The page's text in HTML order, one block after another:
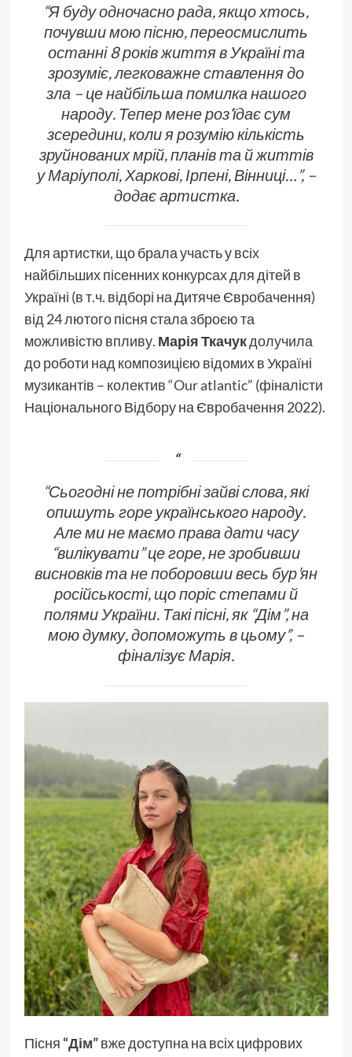
“Я буду одночасно рада, якщо хтось,
почувши мою пісню, переосмислить
останні 8 років життя в Україні та
зрозуміє, легковажне ставлення до
зла – це найбільша помилка нашого
народу. Тепер мене роз‘їдає сум
зсередини, коли я розумію кількість
зруйнованих мрій, планів та й життів
у Маріуполі, Харкові, Ірпені, Вінниці…”, –
додає артистка.
Для артистки, що брала участь у всіх
найбільших пісенних конкурсах для дітей в
Україні (в т.ч. відборі на Дитяче Євробачення)
від 24 лютого пісня стала зброєю та
можливістю впливу. Марія Ткачукдолучила
до роботи над композицією відомих в Україні
музикантів – колектив“Our atlantic” (фіналісти
Національного Відбору на Євробачення 2022).
“Сьогодні не потрібні зайві слова, які
опишуть горе українського народу.
Але ми не маємо права дати часу
“вилікувати” це горе, не зробивши
висновків та не поборовши весь бур’ян
російськості, що поріс степами й
полями України. Такі пісні, як “Дім”, на
мою думку, допоможуть в цьому”, –
фіналізує Марія.
Пісня “Дім”вже доступна на всіх цифрових